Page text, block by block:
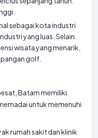
sebagai kota industri
yang luas. Selain
wisata yang menarik,
golf.
Batam memiliki
untuk memenuhi
rumah sakit dan klinik